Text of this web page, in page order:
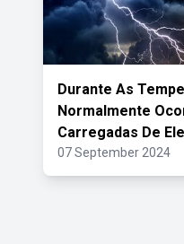
Durante As
Normalmente
Carregadas De
07 September 2024